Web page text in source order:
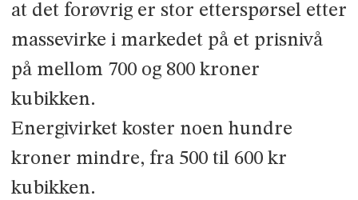
at det forøvrig er stor etterspørsel etter
masse­virke i markedet på et prisnivå
på mellom 700 og 800 kroner
kubikken.
Energivirket koster noen hundre
kroner mindre, fra 500 til 600 kr
kubikken.